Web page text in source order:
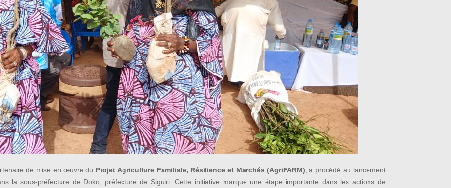
de mise en œuvre du Projet Agriculture Familiale, Résilience et Marchés (AgriFARM) , a procédé au lancement
la sous-préfecture de Doko, préfecture de Siguiri. Cette initiative marque une étape importante dans les actions de